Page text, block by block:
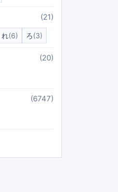
(21)
れ(6) ろ(3)
(20)
(6747)